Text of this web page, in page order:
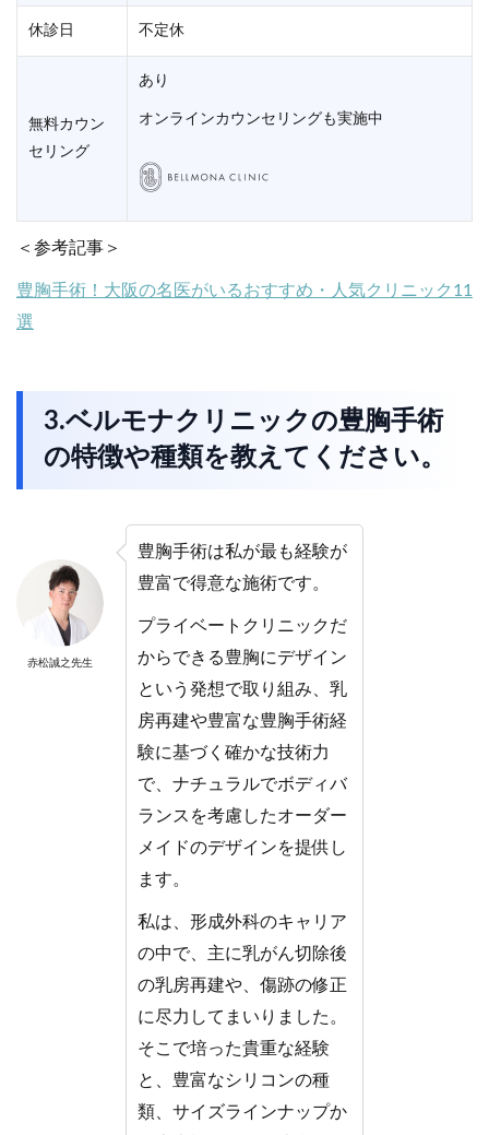
休診日 不定休
無料カウン
セリング
あり
オンラインカウンセリングも実施中
＜参考記事＞
豊胸手術！大阪の名医がいるおすすめ・人気クリニック11
選
3.ベルモナクリニックの豊胸手術
の特徴や種類を教えてください。
赤松誠之先生
豊胸手術は私が最も経験が
豊富で得意な施術です。
プライベートクリニックだ
からできる豊胸にデザイン
という発想で取り組み、乳
房再建や豊富な豊胸手術経
験に基づく確かな技術力
で、ナチュラルでボディバ
ランスを考慮したオーダー
メイドのデザインを提供し
ます。
私は、形成外科のキャリア
の中で、主に乳がん切除後
の乳房再建や、傷跡の修正
に尽力してまいりました。
そこで培った貴重な経験
と、豊富なシリコンの種
類、サイズラインナップか